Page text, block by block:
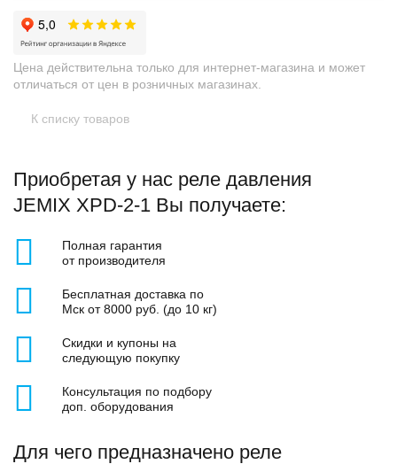
Цена действительна только для интернет-магазина и может
отличаться от цен в розничных магазинах.
К списку товаров
Приобретая у нас реле давления
JEMIX XPD-2-1 Вы получаете:
Полная гарантия
от производителя
Бесплатная доставка по
Мск от 8000 руб. (до 10 кг)
Скидки и купоны на
следующую покупку
Консультация по подбору
доп. оборудования
Для чего предназначено реле